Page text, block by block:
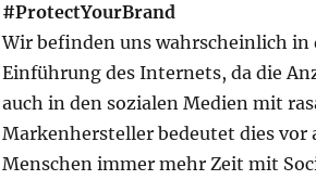
#ProtectYourBrand
Wir befinden uns wahrscheinlich
Einführung des Internets, da die
auch in den sozialen Medien mit
Markenhersteller bedeutet dies vor
Menschen immer mehr Zeit mit